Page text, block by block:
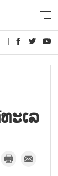
ະເລ